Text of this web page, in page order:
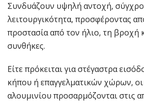
Συνδυάζουν υψηλή αντοχή,
λειτουργικότητα, προσφέροντας
προστασία από τον ήλιο, τη βροχή
συνθήκες.
Είτε πρόκειται για στέγαστρα
κήπου ή επαγγελματικών χώρων, οι
αλουμινίου προσαρμόζονται στις